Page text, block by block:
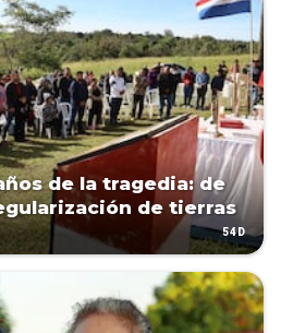
de la tragedia: de
de tierras
54D